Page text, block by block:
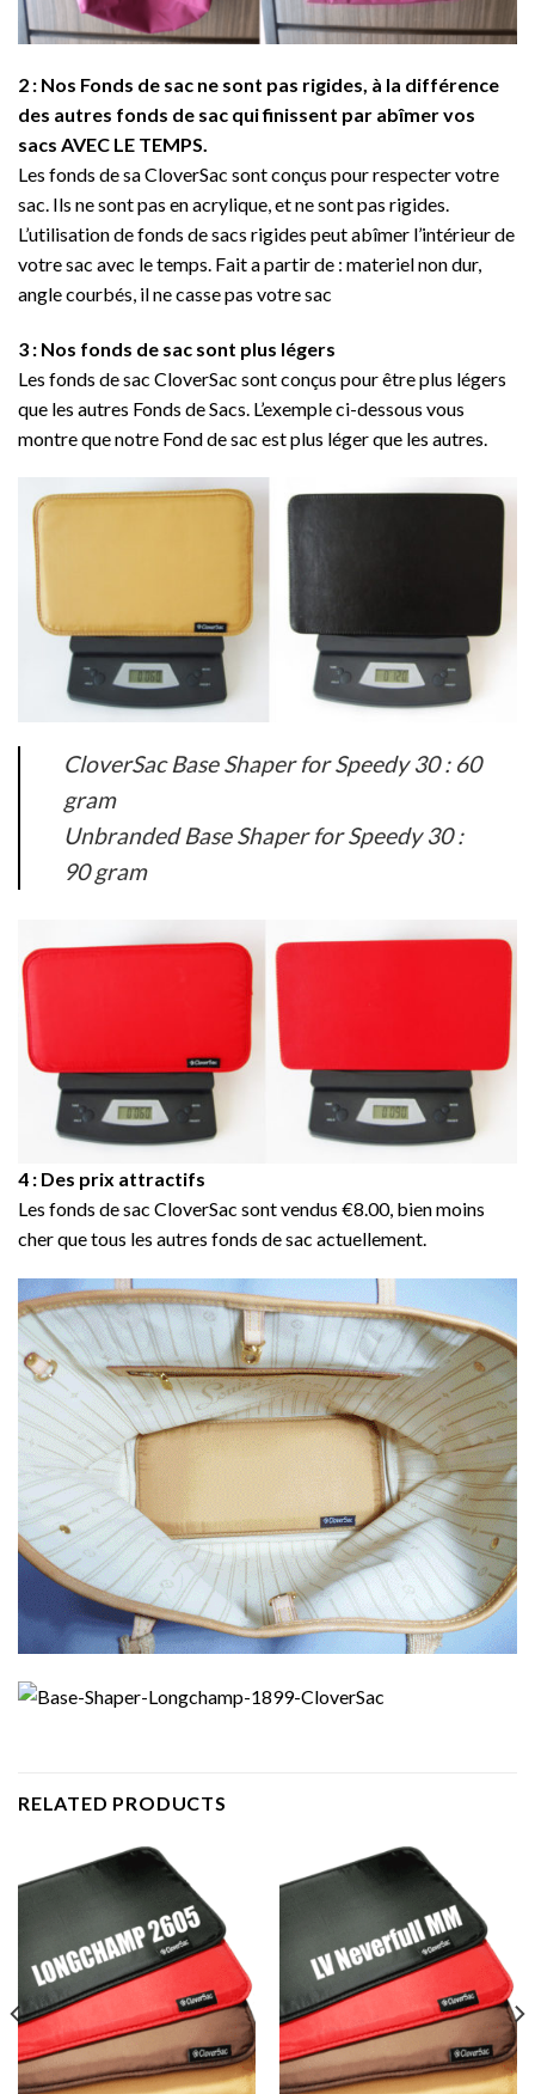
2 : Nos Fonds de sac ne sont pas rigides, à la différence
des autres fonds de sac qui finissent par abîmer vos
sacs AVEC LE TEMPS.
Les fonds de sa CloverSac sont conçus pour respecter votre
sac. Ils ne sont pas en acrylique, et ne sont pas rigides.
L’utilisation de fonds de sacs rigides peut abîmer l’intérieur de
votre sac avec le temps. Fait a partir de : materiel non dur,
angle courbés, il ne casse pas votre sac
3 : Nos fonds de sac sont plus légers
Les fonds de sac CloverSac sont conçus pour être plus légers
que les autres Fonds de Sacs. L’exemple ci-dessous vous
montre que notre Fond de sac est plus léger que les autres.
CloverSac Base Shaper for Speedy 30 : 60
gram
Unbranded Base Shaper for Speedy 30 :
90 gram
4 : Des prix attractifs
Les fonds de sac CloverSac sont vendus €8.00, bien moins
cher que tous les autres fonds de sac actuellement.
RELATED PRODUCTS